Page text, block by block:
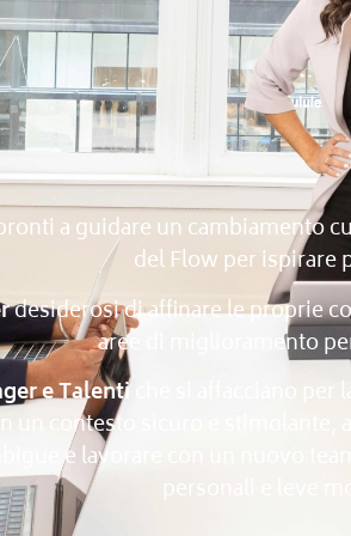
a guidare un cambiamento
del Flow per ispirare
desiderosi di affinare le proprie
aree di miglioramento
e Talentiche si affacciano per
un contesto sicuro e
e lavorare con un nuovo
personali e leve